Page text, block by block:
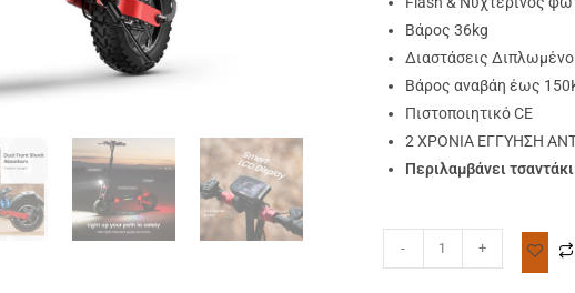
Βάρος 36kg
Διαστάσεις
Βάρος αναβάη έως
Πιστοποιητικό CE
2 ΧΡΟΝΙΑ ΕΓΓΥΗΣΗ
Περιλαμβάνει τσαντάκι
- +